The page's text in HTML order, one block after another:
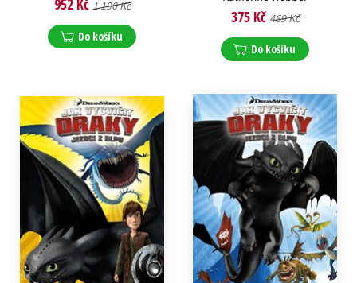
952 Kč 1 190 Kč
Do košíku
375 Kč 469 Kč
Do košíku